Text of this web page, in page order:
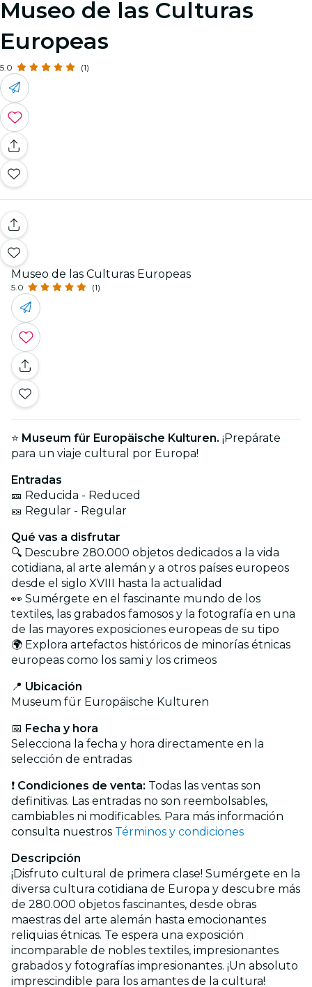
Museo de las Culturas
Europeas
5.0 (1)
Museo de las Culturas Europeas
5.0 (1)
⭐ Museum für Europäische Kulturen. ¡Prepárate
para un viaje cultural por Europa!
Entradas
🎫 Reducida - Reduced
🎫 Regular - Regular
Qué vas a disfrutar
🔍 Descubre 280.000 objetos dedicados a la vida
cotidiana, al arte alemán y a otros países europeos
desde el siglo XVIII hasta la actualidad
👀 Sumérgete en el fascinante mundo de los
textiles, las grabados famosos y la fotografía en una
de las mayores exposiciones europeas de su tipo
🌍 Explora artefactos históricos de minorías étnicas
europeas como los sami y los crimeos
📍 Ubicación
Museum für Europäische Kulturen
📅 Fecha y hora
Selecciona la fecha y hora directamente en la
selección de entradas
❗ Condiciones de venta: Todas las ventas son
definitivas. Las entradas no son reembolsables,
cambiables ni modificables. Para más información
consulta nuestros Términos y condiciones
Descripción
¡Disfruto cultural de primera clase! Sumérgete en la
diversa cultura cotidiana de Europa y descubre más
de 280.000 objetos fascinantes, desde obras
maestras del arte alemán hasta emocionantes
reliquias étnicas. Te espera una exposición
incomparable de nobles textiles, impresionantes
grabados y fotografías impresionantes. ¡Un absoluto
imprescindible para los amantes de la cultura!